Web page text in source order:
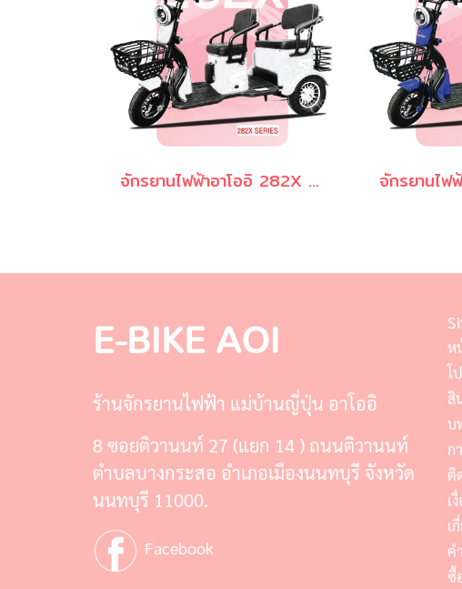
จักรยานไฟฟ้าอาโออิ 282X สีขาว
E-BIKE AOI
ร้านจักรยานไฟฟ้า แม่บ้านญี่ปุ่น อาโออิ
8 ซอยติวานนท์ 27 (แยก 14 ) ถนนติวานนท์
ตำบลบางกระสอ อำเภอเมืองนนทบุรี จังหวัด
นนทบุรี 11000.
Facebook
ห
โ
สิ
บ
ก
ติ
เ
เ
ค
ซื้